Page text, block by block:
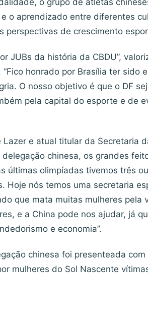
o aprendizado entre diferentes
perspectivas de crescimento
JUBs da história da CBDU”,
honrado por Brasília ter sido
O nosso objetivo é que o DF
pela capital do esporte e de
e atual titular da Secretaria
chinesa, os grandes
últimas olimpíadas tivemos três
Hoje nós temos uma secretaria
que mata muitas mulheres pela
e a China pode nos ajudar, já
e economia”.
chinesa foi presenteada
mulheres do Sol Nascente